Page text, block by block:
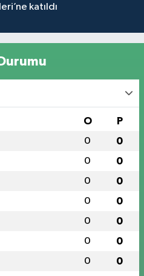
katıldı
O P
0 0
0 0
0 0
0 0
0 0
0 0
0 0